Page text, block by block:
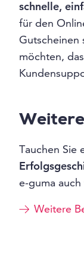
schnelle,
für den
Gutscheinen
möchten,
Tauchen Sie
e-guma
Weitere